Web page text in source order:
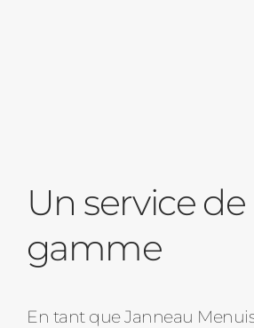
Un service
gamme
En tant que Janneau